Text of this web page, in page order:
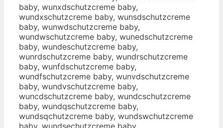
baby, wunxdschutzcreme baby,
wundxschutzcreme baby, wunsdschutzcreme
baby, wunwdschutzcreme baby,
wundwschutzcreme baby, wunedschutzcreme
baby, wundeschutzcreme baby,
wunrdschutzcreme baby, wundrschutzcreme
baby, wunfdschutzcreme baby,
wundfschutzcreme baby, wunvdschutzcreme
baby, wundvschutzcreme baby,
wuncdschutzcreme baby, wundcschutzcreme
baby, wundqschutzcreme baby,
wundsqchutzcreme baby, wundswchutzcreme
baby, wundsechutzcreme baby,